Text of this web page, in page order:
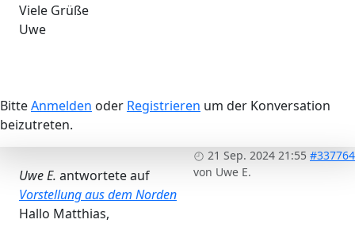
Viele Grüße
Uwe
BitteAnmelden oder Registrieren um der Konversation
beizutreten.
21 Sep. 2024 21:55 #337764
von Uwe E.
Uwe E. antwortete auf
Vorstellung aus dem Norden
Hallo Matthias,